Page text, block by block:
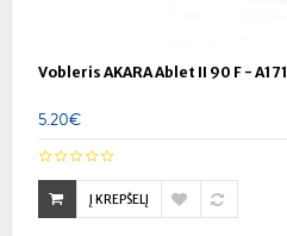
Vobleris AKARA Ablet II 90 F - A171
5.20€
Į KREPŠELĮ